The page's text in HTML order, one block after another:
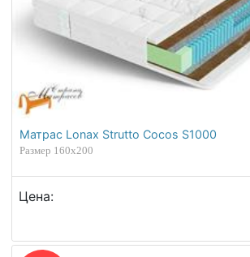
Матрас Lonax Strutto Cocos S1000
Размер 160х200
Цена: